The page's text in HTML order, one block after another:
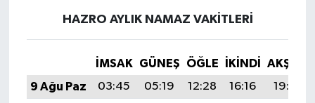
HAZRO AYLIK NAMAZ VAKITLERI
İMSAK GÜNEŞ ÖĞLE İKINDI
AKŞAM
9 Ağu Paz
03:45 05:19 12:28 16:16
19:26